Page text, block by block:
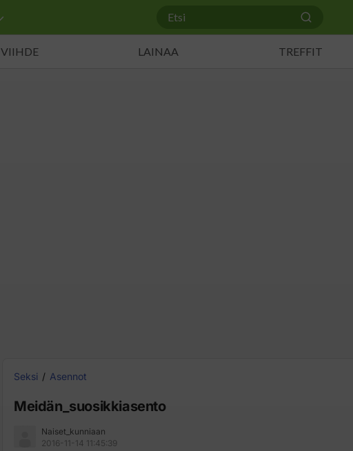
VIIHDE LAINAA TREFFIT
Seksi Asennot
Meidän_suosikkiasento
Naiset_kunniaan
2016-11-14 11:45:39